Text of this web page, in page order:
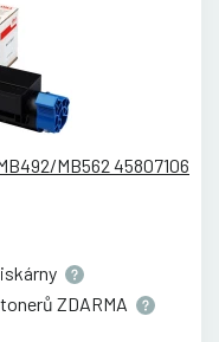
MB562 45807106
ZDARMA